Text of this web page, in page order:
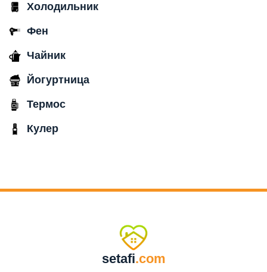
Холодильник
Фен
Чайник
Йогуртница
Термос
Кулер
setafi.com